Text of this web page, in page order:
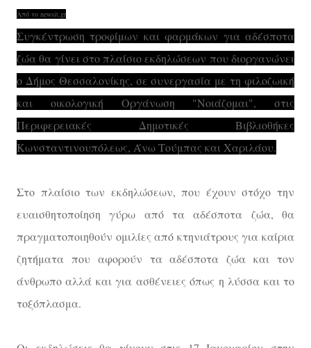
Από το newsit.gr
Συγκέντρωση τροφίμων και φαρμάκων για αδέσποτα
ζώα θα γίνει στο πλαίσιο εκδηλώσεων που διοργανώνει
ο Δήμος Θεσσαλονίκης, σε συνεργασία με τη φιλοζωική
και οικολογική Οργάνωση "Νοιάζομαι", στις
Περιφερειακές Δημοτικές Βιβλιοθήκες
Κωνσταντινουπόλεως, Άνω Τούμπας και Χαριλάου.
Στο πλαίσιο των εκδηλώσεων, που έχουν στόχο την
ευαισθητοποίηση γύρω από τα αδέσποτα ζώα, θα
πραγματοποιηθούν ομιλίες από κτηνιάτρους για καίρια
ζητήματα που αφορούν τα αδέσποτα ζώα και τον
άνθρωπο αλλά και για ασθένειες όπως η λύσσα και το
τοξόπλασμα.